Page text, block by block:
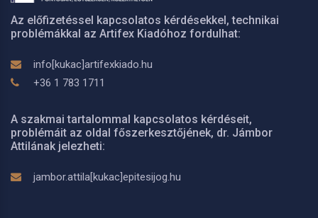
Az előfizetéssel kapcsolatos kérdésekkel, technikai
problémákkal az Artifex Kiadóhoz fordulhat:
info[kukac]artifexkiado.hu
+36 1 783 1711
A szakmai tartalommal kapcsolatos kérdéseit,
problémáit az oldal főszerkesztőjének, dr. Jámbor
Attilának jelezheti:
jambor.attila[kukac]epitesijog.hu